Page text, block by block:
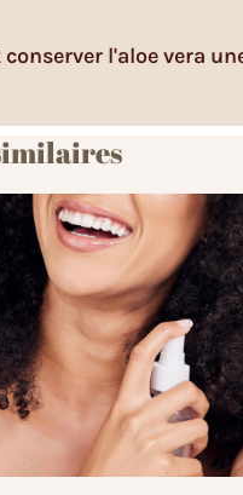
l'aloe vera